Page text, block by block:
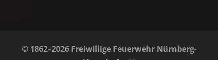
© 1862–2026 Freiwillige Feuerwehr Nürnberg-